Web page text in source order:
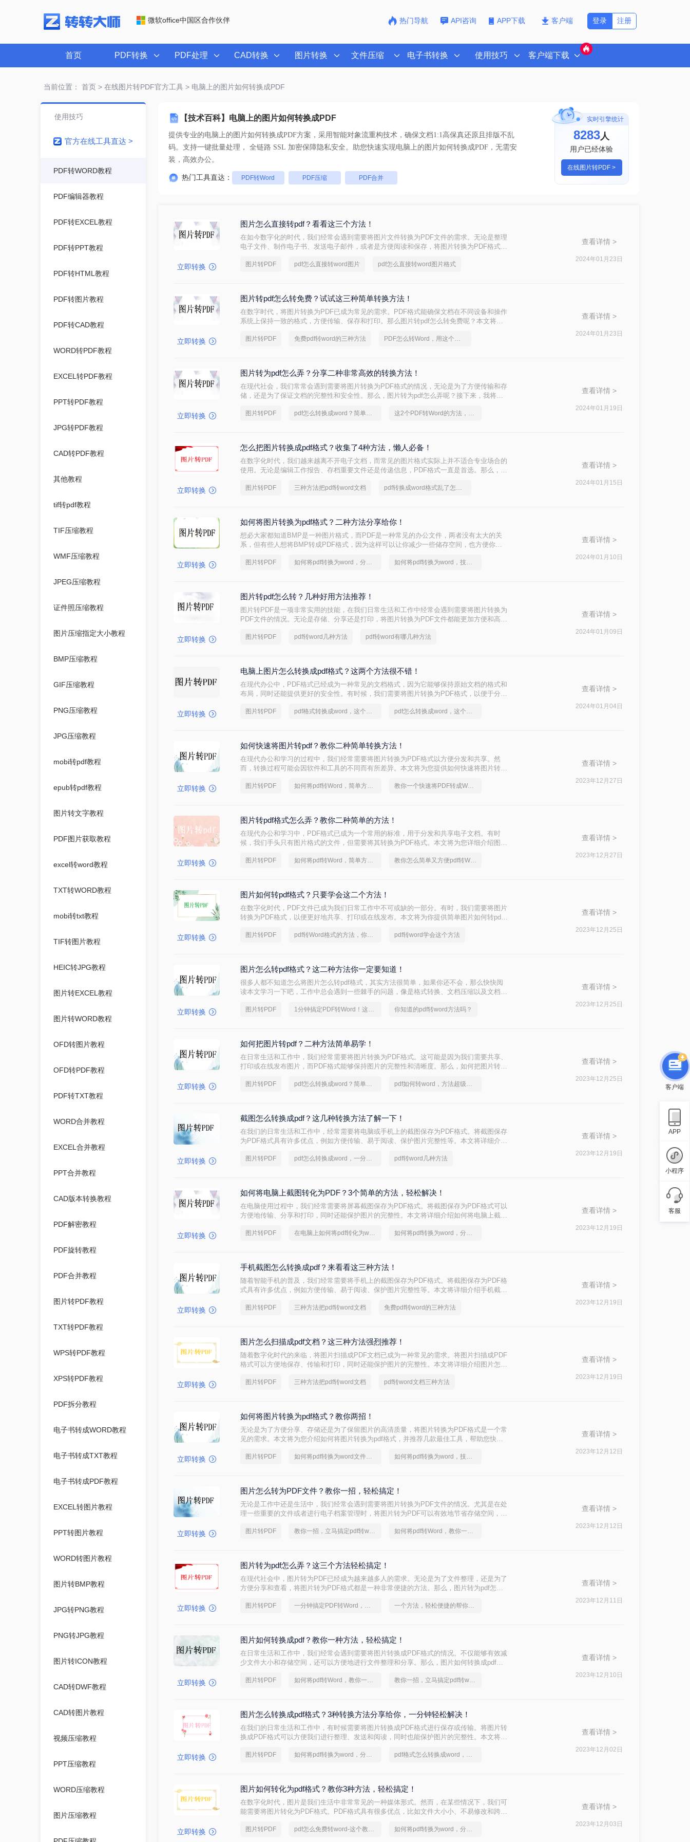
微软office中国区合作伙伴 热门导航 API咨询 APP下载 客户端 注册
登录
首页 PDF转换 PDF处理 CAD转换 图片转换 文件压缩 电子书转换 使用技巧 客户端下载
当前位置： 首页> 在线图片转PDF官方工具> 电脑上的图片如何转换成PDF
【技术百科】电脑上的图片如何转换成PDF
提供专业的电脑上的图片如何转换成PDF方案，采用智能对象流重构技术，确保文档1:1高保真还原且排版不乱
码。支持一键批量处理， 全链路 SSL 加密保障隐私安全。助您快速实现电脑上的图片如何转换成PDF，无需安
装，高效办公。
热门工具直达： PDF转Word PDF压缩 PDF合并
实时引擎统计
8283人
用户已经体验
在线图片转PDF >
使用技巧
官方在线工具直达 >
PDF转WORD教程
PDF编辑器教程
PDF转EXCEL教程
PDF转PPT教程
PDF转HTML教程
PDF转图片教程
PDF转CAD教程
WORD转PDF教程
EXCEL转PDF教程
PPT转PDF教程
JPG转PDF教程
CAD转PDF教程
其他教程
tif转pdf教程
TIF压缩教程
WMF压缩教程
JPEG压缩教程
证件照压缩教程
图片压缩指定大小教程
BMP压缩教程
GIF压缩教程
PNG压缩教程
JPG压缩教程
mobi转pdf教程
epub转pdf教程
图片转文字教程
PDF图片获取教程
excel转word教程
TXT转WORD教程
mobi转txt教程
TIF转图片教程
HEIC转JPG教程
图片转EXCEL教程
图片转WORD教程
OFD转图片教程
OFD转PDF教程
PDF转TXT教程
WORD合并教程
EXCEL合并教程
PPT合并教程
CAD版本转换教程
PDF解密教程
PDF旋转教程
PDF合并教程
图片转PDF教程
TXT转PDF教程
WPS转PDF教程
XPS转PDF教程
PDF拆分教程
电子书转成WORD教程
电子书转成TXT教程
电子书转成PDF教程
EXCEL转图片教程
PPT转图片教程
WORD转图片教程
图片转BMP教程
JPG转PNG教程
PNG转JPG教程
图片转ICON教程
CAD转DWF教程
CAD转图片教程
视频压缩教程
PPT压缩教程
WORD压缩教程
图片压缩教程
立即转换
图片怎么直接转pdf？看看这三个方法！
在如今数字化的时代，我们经常会遇到需要将图片文件转换为PDF文件的需求。无论是整理
电子文件、制作电子书、发送电子邮件，或者是方便阅读和保存，将图片转换为PDF格式是
图片转PDF pdf怎么直接转word图片 pdf怎么直接转word图片格式
查看详情 >
2024年01月23日
立即转换
图片转pdf怎么转免费？试试这三种简单转换方法！
在数字时代，将图片转换为PDF已成为常见的需求。PDF格式能确保文档在不同设备和操作
系统上保持一致的格式，方便传输、保存和打印。那么图片转pdf怎么转免费呢？本文将为
图片转PDF 免费pdf转word的三种方法 PDF怎么转Word，用这个方法试试
查看详情 >
2024年01月23日
立即转换
图片转为pdf怎么弄？分享二种非常高效的转换方法！
在现代社会，我们常常会遇到需要将图片转换为PDF格式的情况，无论是为了方便传输和存
储，还是为了保证文档的完整性和安全性。那么，图片转为pdf怎么弄呢？接下来，我将为
图片转PDF pdf怎么转换成word？简单高效的恢复方法 这2个PDF转Word的方法，高效率转换，排版不乱码！
查看详情 >
2024年01月19日
立即转换
怎么把图片转换成pdf格式？收集了4种方法，懒人必备！
在数字化时代，我们越来越离不开电子文档，而常见的图片格式实际上并不适合专业场合的
使用。无论是编辑工作报告、存档重要文件还是传递信息，PDF格式一直是首选。那么，怎
图片转PDF 三种方法把pdf转word文档 pdf转换成word格式乱了怎么办
查看详情 >
2024年01月15日
立即转换
如何将图片转换为pdf格式？二种方法分享给你！
想必大家都知道BMP是一种图片格式，而PDF是一种常见的办公文件，两者没有太大的关
系，但有些人想将BMP转成PDF格式，因为这样可以让你减少一些储存空间，也方便你过
图片转PDF 如何将pdf转换为word，分享一种简单的方法 如何将pdf转换为word，技巧分享
查看详情 >
2024年01月10日
立即转换
图片转pdf怎么转？几种好用方法推荐！
图片转PDF是一项非常实用的技能，在我们日常生活和工作中经常会遇到需要将图片转换为
PDF文件的情况。无论是存储、分享还是打印，将图片转换为PDF文件都能更加方便和高
讲解如何进行操作。
图片转PDF pdf转word几种方法 pdf转word有哪几种方法
查看详情 >
2024年01月09日
立即转换
电脑上图片怎么转换成pdf格式？这两个方法很不错！
在现代办公中，PDF格式已经成为一种常见的文档格式，因为它能够保持原始文档的格式和
布局，同时还能提供更好的安全性。有时候，我们需要将图片转换为PDF格式，以便于分
图片转PDF pdf格式转换成word，这个方法很简单 pdf怎么转换成word，这个方法很简单
查看详情 >
2024年01月04日
立即转换
如何快速将图片转pdf？教你二种简单转换方法！
在现代办公和学习的过程中，我们经常需要将图片转换为PDF格式以方便分发和共享。然
而，转换过程可能会因软件和工具的不同而有所差异。本文将为您提供如何快速将图片转
图片转PDF 如何将pdf转Word，简单方法教你一招 教你一个快速将PDF转成Word的方法，快来get吧！
查看详情 >
2023年12月27日
立即转换
图片转pdf格式怎么弄？教你二种简单的方法！
在现代办公和学习中，PDF格式已成为一个常用的标准，用于分发和共享电子文档。有时
候，我们手头只有图片格式的文件，但需要将其转换为PDF格式。本文将为您详细介绍图片
图片转PDF 如何将pdf转Word，简单方法教你一招 教你怎么简单又方便pdf转Word格式
查看详情 >
2023年12月27日
立即转换
图片如何转pdf格式？只要学会这二个方法！
在数字化时代，PDF文件已成为我们日常工作中不可或缺的一部分。有时，我们需要将图片
转换为PDF格式，以便更好地共享、打印或在线发布。本文将为你提供简单图片如何转pdf
图片转PDF pdf转Word格式的方法，你学会了吗 pdf转word学会这个方法
查看详情 >
2023年12月25日
立即转换
图片怎么转pdf格式？这二种方法你一定要知道！
很多人都不知道怎么将图片怎么转pdf格式，其实方法很简单，如果你还不会，那么快快阅
读本文学习一下吧，工作中总会遇到一些棘手的问题，像是格式转换、文档压缩以及文档合
要怎么解决吧。
图片转PDF 1分钟搞定PDF转Word！这2个方法，一定要收好！ 你知道的pdf转word方法吗？
查看详情 >
2023年12月25日
立即转换
如何把图片转pdf？二种方法简单易学！
在日常生活和工作中，我们经常需要将图片转换为PDF格式。这可能是因为我们需要共享、
打印或在线发布图片，而PDF格式能够保持图片的完整性和清晰度。那么，如何把图片转
图片转PDF pdf怎么转换成word？简单易学的方法 pdf如何转word，方法超级简单
查看详情 >
2023年12月25日
立即转换
截图怎么转换成pdf？这几种转换方法了解一下！
在我们的日常生活和工作中，经常需要将电脑或手机上的截图保存为PDF格式。将截图保存
为PDF格式具有许多优点，例如方便传输、易于阅读、保护图片完整性等。本文将详细介绍
图片转PDF pdf怎么转换成word，一分钟带你了解 pdf转word几种方法
查看详情 >
2023年12月19日
立即转换
如何将电脑上截图转化为PDF？3个简单的方法，轻松解决！
在电脑使用过程中，我们经常需要将屏幕截图保存为PDF格式。将截图保存为PDF格式可以
方便地传输、分享和打印，同时还能保护图片的完整性。本文将详细介绍如何将电脑上截图
图片转PDF 在电脑上如何将pdf转化为word 如何将pdf转换为word，分享一种简单的方法
查看详情 >
2023年12月19日
立即转换
手机截图怎么转换成pdf？来看看这三种方法！
随着智能手机的普及，我们经常需要将手机上的截图保存为PDF格式。将截图保存为PDF格
式具有许多优点，例如方便传输、易于阅读、保护图片完整性等。本文将详细介绍手机截图
图片转PDF 三种方法把pdf转word文档 免费pdf转word的三种方法
查看详情 >
2023年12月19日
立即转换
图片怎么扫描成pdf文档？这三种方法强烈推荐！
随着数字化时代的来临，将图片扫描成PDF文档已成为一种常见的需求。将图片扫描成PDF
格式可以方便地保存、传输和打印，同时还能保护图片的完整性。本文将详细介绍图片怎么
图片转PDF 三种方法把pdf转word文档 pdf转word文档三种方法
查看详情 >
2023年12月19日
立即转换
如何将图片转换为pdf格式？教你两招！
无论是为了方便分享、存储还是为了保留图片的高清质量，将图片转换为PDF格式是一个常
见的需求。本文将为您介绍如何将图片转换为pdf格式，并推荐几款最佳工具，帮助您快速
图片转PDF 如何将pdf转换为word文件格式 如何将pdf转换为word，技巧分享
查看详情 >
2023年12月12日
立即转换
图片怎么转为PDF文件？教你一招，轻松搞定！
无论是工作中还是生活中，我们经常会遇到需要将图片转换为PDF文件的情况。尤其是在处
理一些重要的文件或者进行电子档案管理时，将图片转为PDF可以有效地节省存储空间，方
方法。
图片转PDF 教你一招，立马搞定pdf转word 如何将pdf转Word，教你一招搞定
查看详情 >
2023年12月12日
立即转换
图片转为pdf怎么弄？这三个方法轻松搞定！
在现代社会中，图片转为PDF已经成为越来越多人的需求。无论是为了文件整理，还是为了
方便分享和查看，将图片转为PDF格式都是一种非常便捷的方法。那么，图片转为pdf怎么
图片转PDF 一分钟搞定PDF转Word，这2种简单方法，任意选择 一个方法，轻松便捷的帮你搞定pdf转word！
查看详情 >
2023年12月11日
立即转换
图片如何转换成pdf？教你一种方法，轻松搞定！
在日常生活和工作中，我们经常会遇到需要将图片转换成PDF格式的情况。不仅能够有效减
少文件大小和存储空间，还可以方便地进行文件整理和分享。那么，图片如何转换成pdf
图片转PDF 如何将pdf转Word，教你一招搞定 教你一招，立马搞定pdf转word
查看详情 >
2023年12月10日
立即转换
图片怎么转换成pdf格式？3种转换方法分享给你，一分钟轻松解决！
在我们的日常生活和工作中，有时候需要将图片转换成PDF格式进行保存或传输。将图片转
换成PDF格式可以方便我们进行整理、发送和阅读，同时也能保护图片的完整性。本文将介
图片转PDF 如何将pdf转换为word，分享一种简单的方法 pdf格式怎么转换成word，一招轻松解决
查看详情 >
2023年12月02日
立即转换
图片如何转化为pdf格式？教你3种方法，轻松搞定！
在数字化时代，图片是我们生活中非常常见的一种媒体形式。然而，在某些情况下，我们可
能需要将图片转化为PDF格式。PDF格式具有很多优点，比如文件大小小、不易修改和跨平
和步骤。
图片转PDF pdf怎么免费转word-这个教程教你轻松搞定 如何将pdf转换为word，分享一种简单的方法
查看详情 >
2023年12月03日
客户端
APP
小程序
客服